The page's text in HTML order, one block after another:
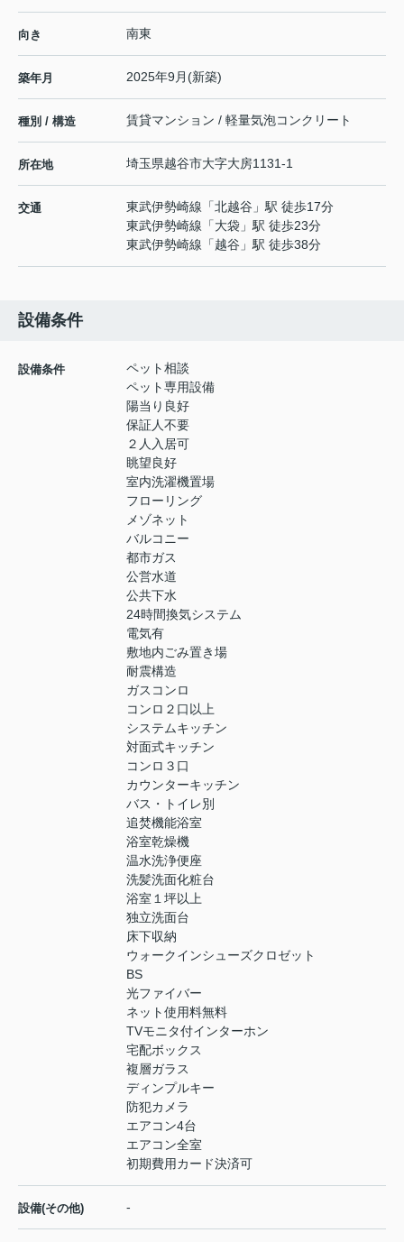
向き 南東
築年月 2025年9月(新築)
種別 / 構造 賃貸マンション / 軽量気泡コンクリート
所在地 埼玉県越谷市大字大房1131-1
交通 東武伊勢崎線 「北越谷 」駅 徒歩17分
東武伊勢崎線 「大袋 」駅 徒歩23分
東武伊勢崎線 「越谷 」駅 徒歩38分
設備条件
設備条件
ペット相談
ペット専用設備
陽当り良好
保証人不要
２人入居可
眺望良好
室内洗濯機置場
フローリング
メゾネット
バルコニー
都市ガス
公営水道
公共下水
24時間換気システム
電気有
敷地内ごみ置き場
耐震構造
ガスコンロ
コンロ２口以上
システムキッチン
対面式キッチン
コンロ３口
カウンターキッチン
バス・トイレ別
追焚機能浴室
浴室乾燥機
温水洗浄便座
洗髪洗面化粧台
浴室１坪以上
独立洗面台
床下収納
ウォークインシューズクロゼット
BS
光ファイバー
ネット使用料無料
TVモニタ付インターホン
宅配ボックス
複層ガラス
ディンプルキー
防犯カメラ
エアコン4台
エアコン全室
初期費用カード決済可
設備(その他) -